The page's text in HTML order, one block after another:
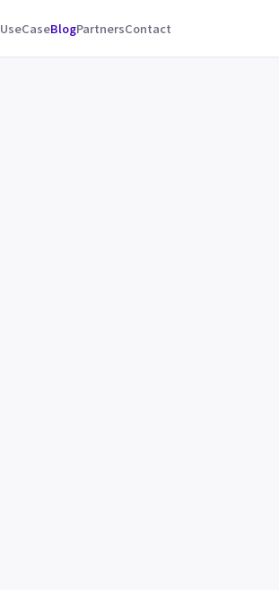
UseCaseBlogPartnersContact